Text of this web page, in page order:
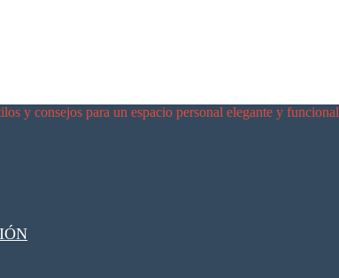
y consejos para un espacio personal elegante y funcional